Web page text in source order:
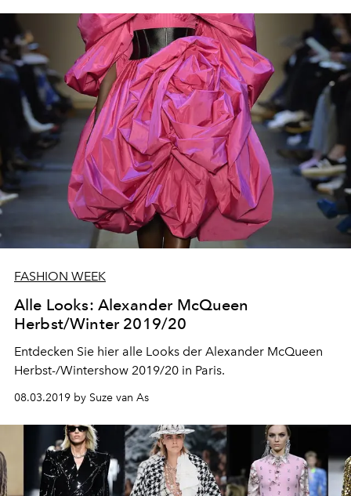
FASHION WEEK
Alle Looks: Alexander McQueen
Herbst/Winter 2019/20
Entdecken Sie hier alle Looks der Alexander McQueen
Herbst-/Wintershow 2019/20 in Paris.
08.03.2019 by Suze van As